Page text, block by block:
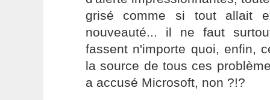
grisé comme si tout allait
nouveauté... il ne faut
fassent n'importe quoi, enfin,
la source de tous ces
a accusé Microsoft, non ?!?